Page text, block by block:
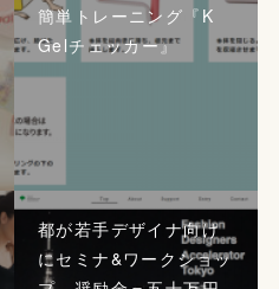
簡単トレーニング『K
Gelチェッカー』
都が若手デザイナ向け
にセミナ&ワークショッ